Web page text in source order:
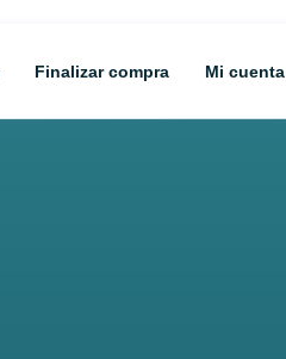
Finalizar compra Mi cuenta